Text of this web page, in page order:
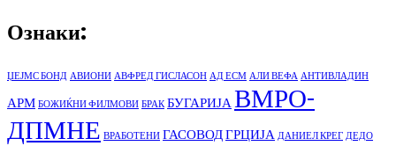
Ознаки:
ЏЕЈМС БОНД АВИОНИ АВФРЕД ГИСЛАСОН АД ЕСМ АЛИ ВЕФА АНТИВЛАДИН
АРМ БОЖИЌНИ ФИЛМОВИ БРАК БУГАРИЈА ВМРО-
ДПМНЕ ВРАБОТЕНИ ГАСОВОДГРЦИЈА ДАНИЕЛ КРЕГ ДЕДО